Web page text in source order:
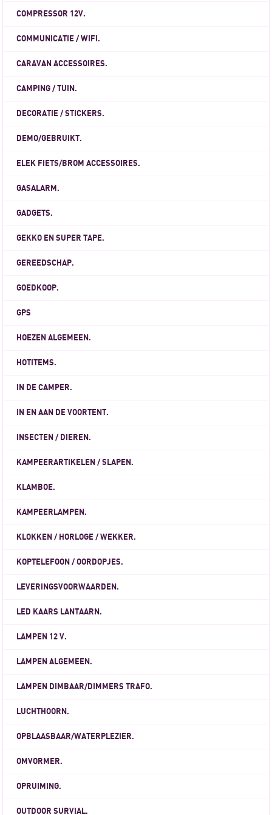
COMPRESSOR 12V.
COMMUNICATIE / WIFI.
CARAVAN ACCESSOIRES.
CAMPING / TUIN.
DECORATIE / STICKERS.
DEMO/GEBRUIKT.
ELEK FIETS/BROM ACCESSOIRES.
GASALARM.
GADGETS.
GEKKO EN SUPER TAPE.
GEREEDSCHAP.
GOEDKOOP.
GPS
HOEZEN ALGEMEEN.
HOTITEMS.
IN DE CAMPER.
IN EN AAN DE VOORTENT.
INSECTEN / DIEREN.
KAMPEERARTIKELEN / SLAPEN.
KLAMBOE.
KAMPEERLAMPEN.
KLOKKEN / HORLOGE / WEKKER.
KOPTELEFOON / OORDOPJES.
LEVERINGSVOORWAARDEN.
LED KAARS LANTAARN.
LAMPEN 12 V.
LAMPEN ALGEMEEN.
LAMPEN DIMBAAR/DIMMERS TRAFO.
LUCHTHOORN.
OPBLAASBAAR/WATERPLEZIER.
OMVORMER.
OPRUIMING.
OUTDOOR SURVIAL.